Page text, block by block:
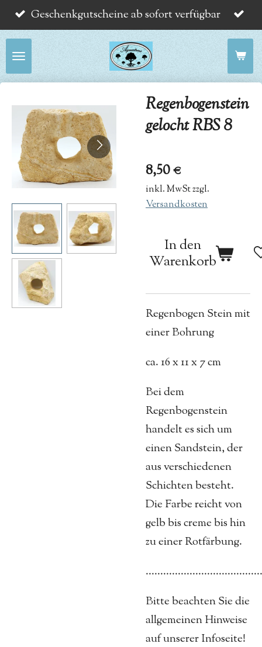
Zum
Hauptinhalt
springen
Geschenkgutscheine ab sofort verfügbar
Regenbogenstein
gelocht RBS 8
8,50 €
inkl. MwSt zzgl.
Versandkosten
In den
Warenkorb
Regenbogen Stein mit
einer Bohrung
ca. 16 x 11 x 7 cm
Bei dem
Regenbogenstein
handelt es sich um
einen Sandstein, der
aus verschiedenen
Schichten besteht.
Die Farbe reicht von
gelb bis creme bis hin
zu einer Rotfärbung.
Bitte beachten Sie die
allgemeinen Hinweise
auf unserer Infoseite!